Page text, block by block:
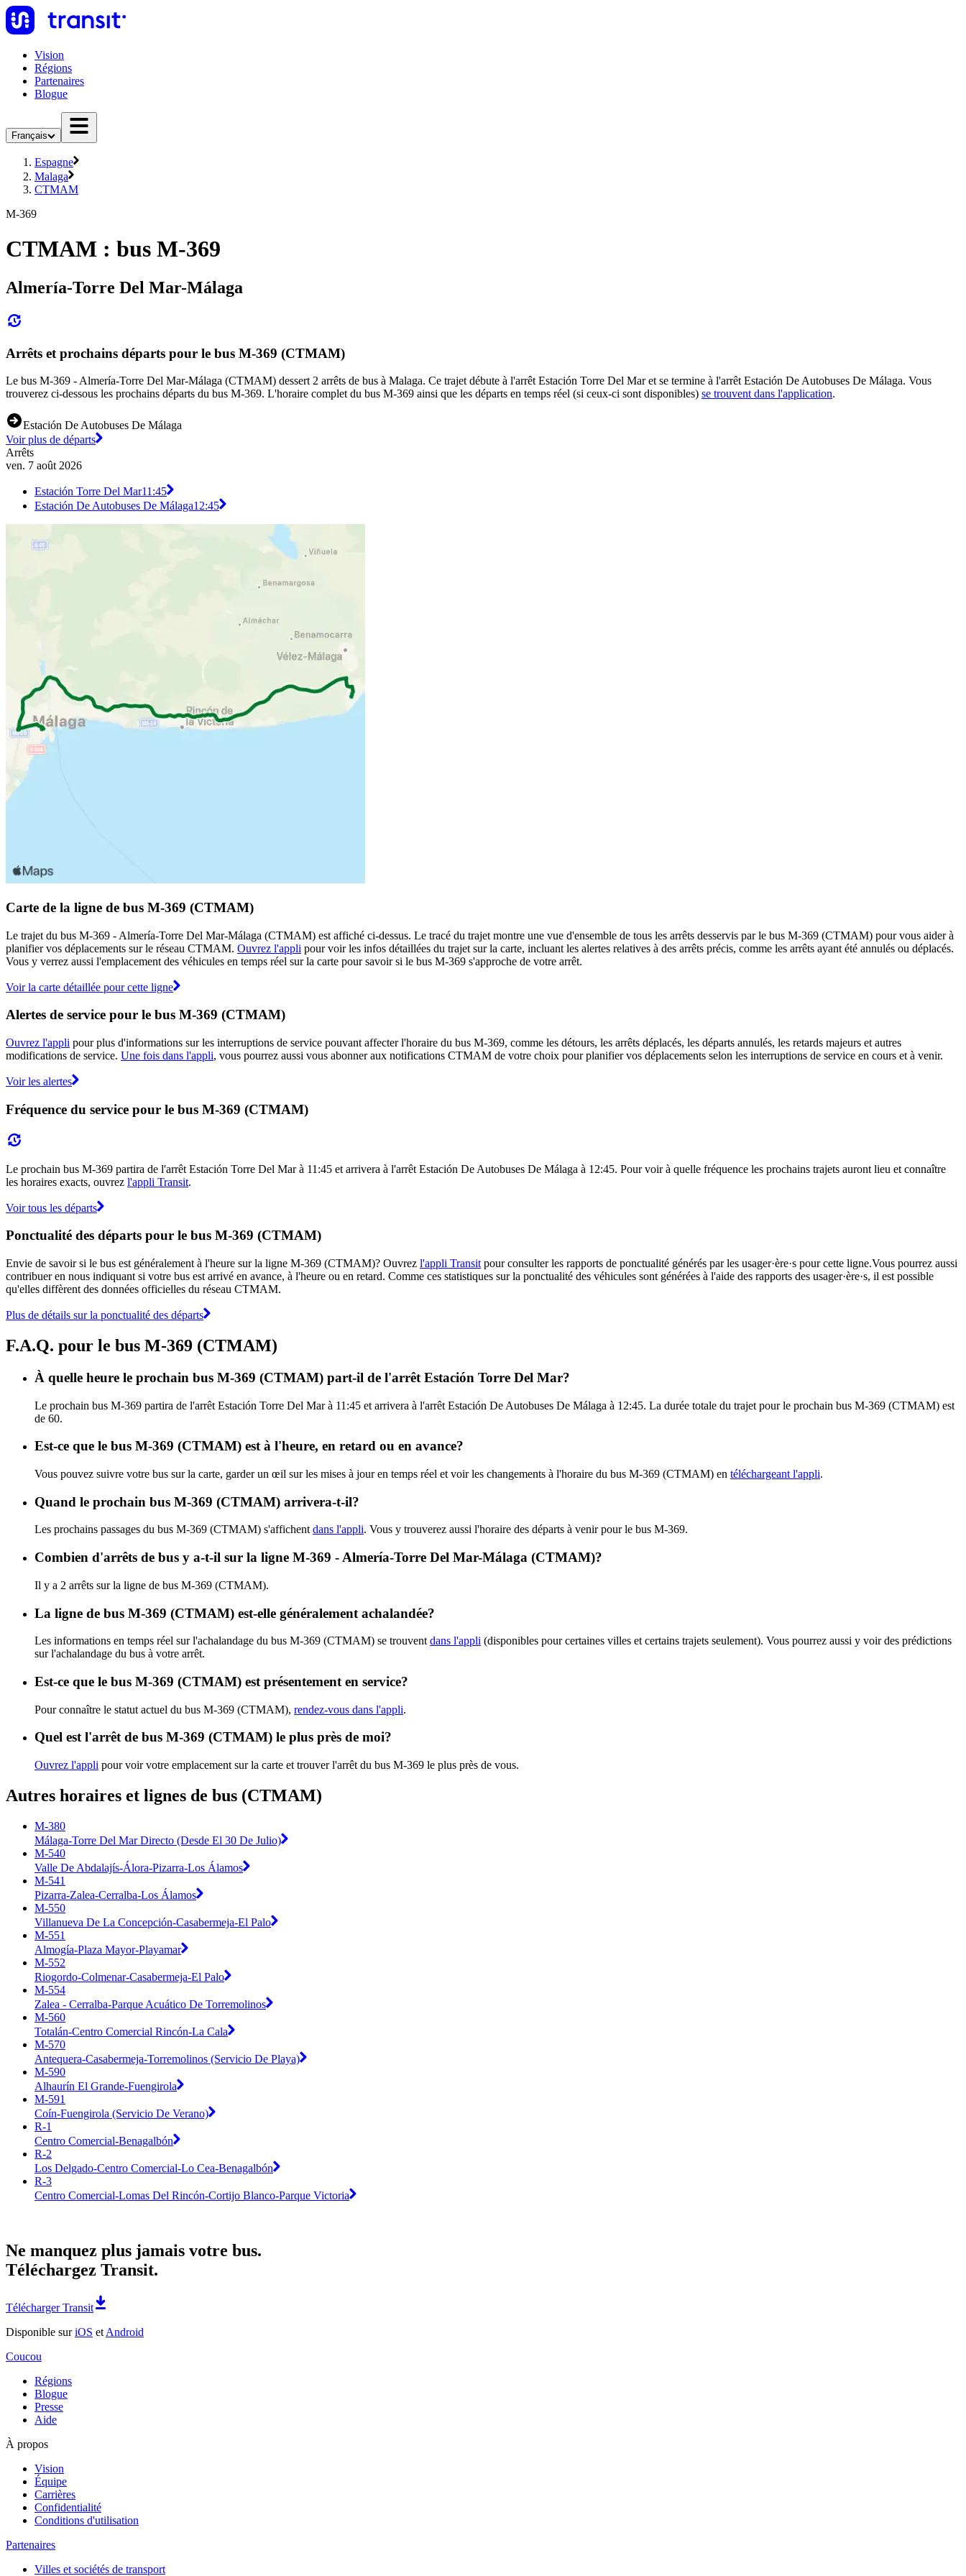
Vision
Régions
Partenaires
Blogue
Français
Espagne
Malaga
CTMAM
M-369
CTMAM : bus M-369
Almería-Torre Del Mar-Málaga
Arrêts et prochains départs pour le bus M-369 (CTMAM)
Le bus M-369 - Almería-Torre Del Mar-Málaga (CTMAM) dessert 2 arrêts de bus à Malaga. Ce trajet débute à l'arrêt Estación Torre Del Mar et se termine à l'arrêt Estación De Autobuses De Málaga. Vous
trouverez ci-dessous les prochains départs du bus M-369. L'horaire complet du bus M-369 ainsi que les départs en temps réel (si ceux-ci sont disponibles) se trouvent dans l'application.
Estación De Autobuses De Málaga
Voir plus de départs
Arrêts
ven. 7 août 2026
Estación Torre Del Mar11:45
Estación De Autobuses De Málaga12:45
Carte de la ligne de bus M-369 (CTMAM)
Le trajet du bus M-369 - Almería-Torre Del Mar-Málaga (CTMAM) est affiché ci-dessus. Le tracé du trajet montre une vue d'ensemble de tous les arrêts desservis par le bus M-369 (CTMAM) pour vous aider à
planifier vos déplacements sur le réseau CTMAM. Ouvrez l'appli pour voir les infos détaillées du trajet sur la carte, incluant les alertes relatives à des arrêts précis, comme les arrêts ayant été annulés ou déplacés.
Vous y verrez aussi l'emplacement des véhicules en temps réel sur la carte pour savoir si le bus M-369 s'approche de votre arrêt.
Voir la carte détaillée pour cette ligne
Alertes de service pour le bus M-369 (CTMAM)
Ouvrez l'appli pour plus d'informations sur les interruptions de service pouvant affecter l'horaire du bus M-369, comme les détours, les arrêts déplacés, les départs annulés, les retards majeurs et autres
modifications de service. Une fois dans l'appli, vous pourrez aussi vous abonner aux notifications CTMAM de votre choix pour planifier vos déplacements selon les interruptions de service en cours et à venir.
Voir les alertes
Fréquence du service pour le bus M-369 (CTMAM)
Le prochain bus M-369 partira de l'arrêt Estación Torre Del Mar à 11:45 et arrivera à l'arrêt Estación De Autobuses De Málaga à 12:45. Pour voir à quelle fréquence les prochains trajets auront lieu et connaître
les horaires exacts, ouvrez l'appli Transit.
Voir tous les départs
Ponctualité des départs pour le bus M-369 (CTMAM)
Envie de savoir si le bus est généralement à l'heure sur la ligne M-369 (CTMAM)? Ouvrez l'appli Transit pour consulter les rapports de ponctualité générés par les usager·ère·s pour cette ligne.Vous pourrez aussi
contribuer en nous indiquant si votre bus est arrivé en avance, à l'heure ou en retard. Comme ces statistiques sur la ponctualité des véhicules sont générées à l'aide des rapports des usager·ère·s, il est possible
qu'elles diffèrent des données officielles du réseau CTMAM.
Plus de détails sur la ponctualité des départs
F.A.Q. pour le bus M-369 (CTMAM)
À quelle heure le prochain bus M-369 (CTMAM) part-il de l'arrêt Estación Torre Del Mar?
Le prochain bus M-369 partira de l'arrêt Estación Torre Del Mar à 11:45 et arrivera à l'arrêt Estación De Autobuses De Málaga à 12:45. La durée totale du trajet pour le prochain bus M-369 (CTMAM) est
de 60.
Est-ce que le bus M-369 (CTMAM) est à l'heure, en retard ou en avance?
Vous pouvez suivre votre bus sur la carte, garder un œil sur les mises à jour en temps réel et voir les changements à l'horaire du bus M-369 (CTMAM) en téléchargeant l'appli.
Quand le prochain bus M-369 (CTMAM) arrivera-t-il?
Les prochains passages du bus M-369 (CTMAM) s'affichent dans l'appli. Vous y trouverez aussi l'horaire des départs à venir pour le bus M-369.
Combien d'arrêts de bus y a-t-il sur la ligne M-369 - Almería-Torre Del Mar-Málaga (CTMAM)?
Il y a 2 arrêts sur la ligne de bus M-369 (CTMAM).
La ligne de bus M-369 (CTMAM) est-elle généralement achalandée?
Les informations en temps réel sur l'achalandage du bus M-369 (CTMAM) se trouvent dans l'appli (disponibles pour certaines villes et certains trajets seulement). Vous pourrez aussi y voir des prédictions
sur l'achalandage du bus à votre arrêt.
Est-ce que le bus M-369 (CTMAM) est présentement en service?
Pour connaître le statut actuel du bus M-369 (CTMAM), rendez-vous dans l'appli.
Quel est l'arrêt de bus M-369 (CTMAM) le plus près de moi?
Ouvrez l'appli pour voir votre emplacement sur la carte et trouver l'arrêt du bus M-369 le plus près de vous.
Autres horaires et lignes de bus (CTMAM)
M-380
Málaga-Torre Del Mar Directo (Desde El 30 De Julio)
M-540
Valle De Abdalajís-Álora-Pizarra-Los Álamos
M-541
Pizarra-Zalea-Cerralba-Los Álamos
M-550
Villanueva De La Concepción-Casabermeja-El Palo
M-551
Almogía-Plaza Mayor-Playamar
M-552
Riogordo-Colmenar-Casabermeja-El Palo
M-554
Zalea - Cerralba-Parque Acuático De Torremolinos
M-560
Totalán-Centro Comercial Rincón-La Cala
M-570
Antequera-Casabermeja-Torremolinos (Servicio De Playa)
M-590
Alhaurín El Grande-Fuengirola
M-591
Coín-Fuengirola (Servicio De Verano)
R-1
Centro Comercial-Benagalbón
R-2
Los Delgado-Centro Comercial-Lo Cea-Benagalbón
R-3
Centro Comercial-Lomas Del Rincón-Cortijo Blanco-Parque Victoria
Ne manquez plus jamais votre bus.
Téléchargez Transit.
Télécharger Transit
Disponible suriOS et Android
Coucou
Régions
Blogue
Presse
Aide
À propos
Vision
Équipe
Carrières
Confidentialité
Conditions d'utilisation
Partenaires
Villes et sociétés de transport